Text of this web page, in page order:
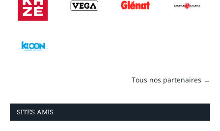
Tous nos partenaires →
SITES AMIS